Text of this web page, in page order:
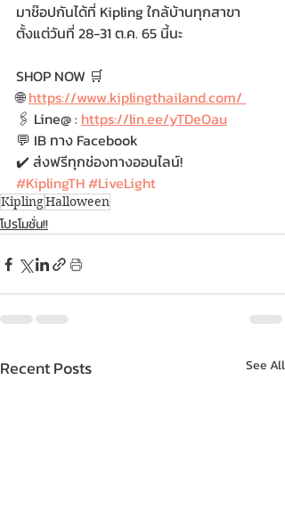
มาช๊อปกันได้ที่ Kipling ใกล้บ้านทุกสาขา
ตั้งแต่วันที่ 28-31 ต.ค. 65 นี้นะ
SHOP NOW 🛒
🌐 https://www.kiplingthailand.com/
🖇️ Line@ : https://lin.ee/yTDeOau
💬 IB ทาง Facebook
✔️ ส่งฟรีทุกช่องทางออนไลน์!
#KiplingTH#LiveLight
KiplingHalloween
โปรโมชั่น!!
Recent Posts See All